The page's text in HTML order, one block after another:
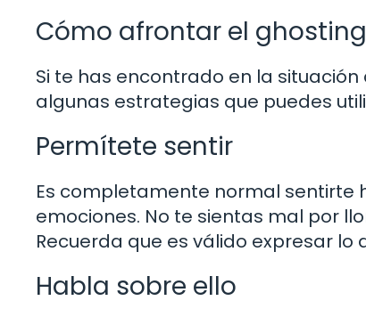
Cómo afrontar el ghosting
Si te has encontrado en la
algunas estrategias que puedes
Permítete sentir
Es completamente normal sentirte
emociones. No te sientas mal por
Recuerda que es válido expresar lo
Habla sobre ello